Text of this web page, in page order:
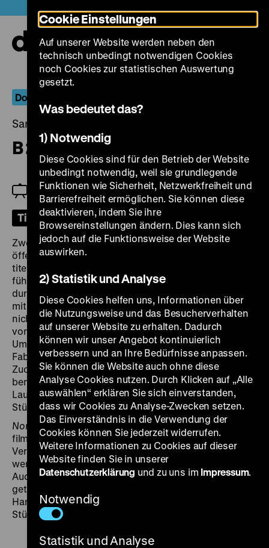
zum
Seiteninhalt
springen
Dokumentarische Positionen: Rainer Komers
Samstag, 23. August 2025, 18.00 Uhr
B 224 & Nome Road System
Zu Gast: Rainer Komers
Tickets
Zwei „Roadmovies“: B 224(1999) interessiert sich für
öffentliche wie gewerbliche Räume entlang der
titelgebenden Bundesstraße, die durch das Ruhrgebiet
führt und in der Vogelschau die Landschaft mehrfach
durchschneidet. Präzis kadrierte Bilder verbinden sich
mit einem Ton, wie ihn Rainer Komers bis dato noch
nicht eingesetzt hat: Statt der Dialoge und Monologe
von Menschen sind vor allem die Geräusche ihrer
Umwelt zu hören, etwa ein rhythmisches Rattern von
Fabrikfließbändern oder das Gackern von
Zuchtgänsen. Der Dokumentarist Klaus Wildenhahn
bemerkte hierzu: „Stumm mit wenigen eingeübten
Lauten als Brückenschlag. Gleichzeitig auch natürlich 1
Stück über Heimatlichkeit. Beeindruckt.“
Nome Road System(2004) setzt diesen
filmpoetischen Weg fort, nun entlang einer
Versorgungsstraße im entlegenen Alaska, einem weit
weniger überformten Landstrich als das Ruhrgebiet.
Auch hier flüchtige, in sanftes Analogfilmlicht
getauchte Eindrücke des Alltags: eingeübte
Handgriffe, lebendige Traditionen. Ein kondensiertes
Stück Americana. (ts)
Cookie Einstellungen
Auf unserer Website werden neben den
technisch unbedingt notwendigen Cookies
noch Cookies zur statistischen Auswertung
gesetzt.
Was bedeutet das?
1) Notwendig
Diese Cookies sind für den Betrieb der Website
unbedingt notwendig, weil sie grundlegende
Funktionen wie Sicherheit, Netzwerkfreiheit und
Barrierefreiheit ermöglichen. Sie können diese
deaktivieren, indem Sie ihre
Browsereinstellungen ändern. Dies kann sich
jedoch auf die Funktionsweise der Website
auswirken.
2) Statistik und Analyse
Diese Cookies helfen uns, Informationen über
die Nutzungsweise und das Besucherverhalten
auf unserer Website zu erhalten. Dadurch
können wir unser Angebot kontinuierlich
verbessern und an Ihre Bedürfnisse anpassen.
Sie können die Website auch ohne diese
Analyse Cookies nutzen. Durch Klicken auf „Alle
auswählen“ erklären Sie sich einverstanden,
dass wir Cookies zu Analyse-Zwecken setzen.
Das Einverständnis in die Verwendung der
Cookies können Sie jederzeit widerrufen.
Weitere Informationen zu Cookies auf dieser
Website finden Sie in unserer
Datenschutzerklärung und zu uns im Impressum.
Notwendig
Statistik und Analyse